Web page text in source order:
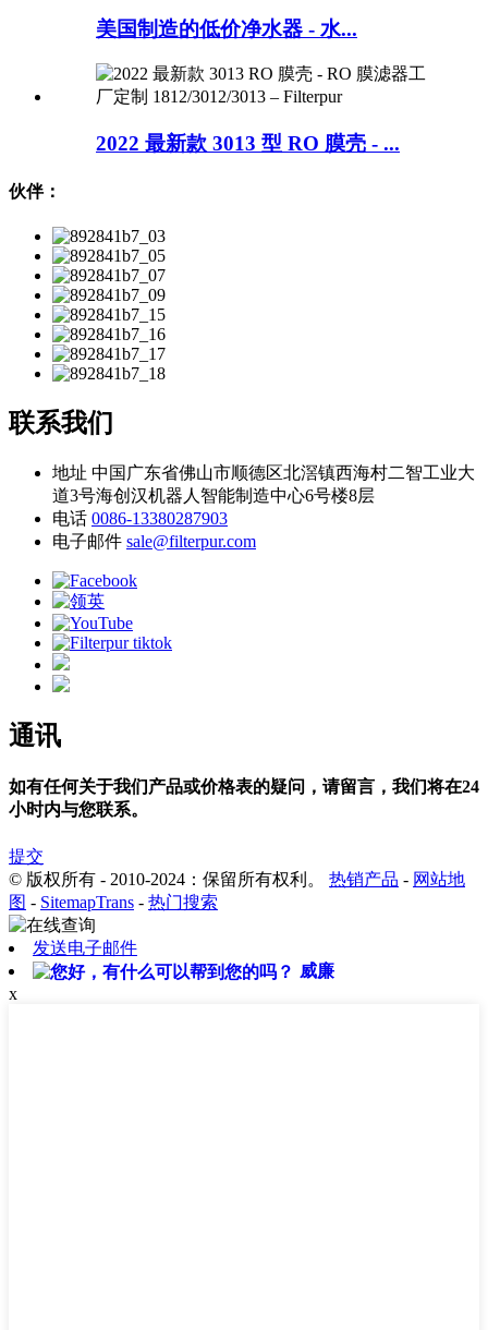
美国制造的低价净水器 - 水...
2022 最新款 3013 型 RO 膜壳 - ...
伙伴：
联系我们
地址 中国广东省佛山市顺德区北滘镇西海村二智工业大
道3号海创汉机器人智能制造中心6号楼8层
电话 0086-13380287903
电子邮件 sale@filterpur.com
通讯
如有任何关于我们产品或价格表的疑问，请留言，我们将在24
小时内与您联系。
提交
© 版权所有 - 2010-2024：保留所有权利。 热销产品 - 网站地
图 - SitemapTrans - 热门搜索
发送电子邮件
威廉
x